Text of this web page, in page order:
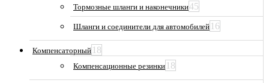
Тормозные шланги и наконечники45
Шланги и соединители для автомобилей 16
Компенсаторный 18
Компенсационные резинки 18